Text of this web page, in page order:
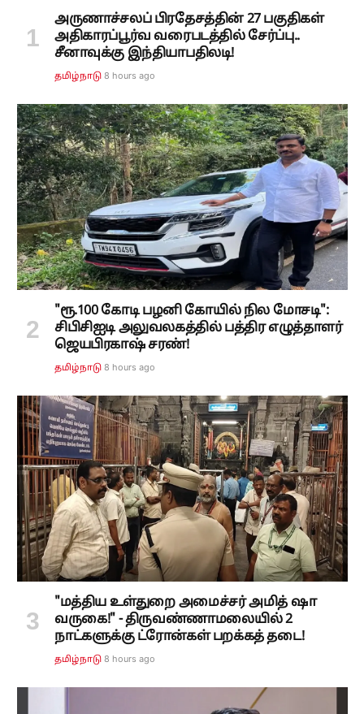
அருணாச்சலப் பிரதேசத்தின் 27 பகுதிகள்
அதிகாரப்பூர்வ வரைபடத்தில் சேர்ப்பு..
சீனாவுக்கு இந்தியாபதிலடி!
தமிழ்நாடு 8 hours ago
"ரூ.100 கோடி பழனி கோயில் நில மோசடி":
சிபிசிஐடி அலுவலகத்தில் பத்திர எழுத்தாளர்
ஜெயபிரகாஷ் சரண்!
தமிழ்நாடு 8 hours ago
"மத்திய உள்துறை அமைச்சர் அமித் ஷா
வருகை!" - திருவண்ணாமலையில் 2
நாட்களுக்கு ட்ரோன்கள் பறக்கத் தடை!
தமிழ்நாடு 8 hours ago